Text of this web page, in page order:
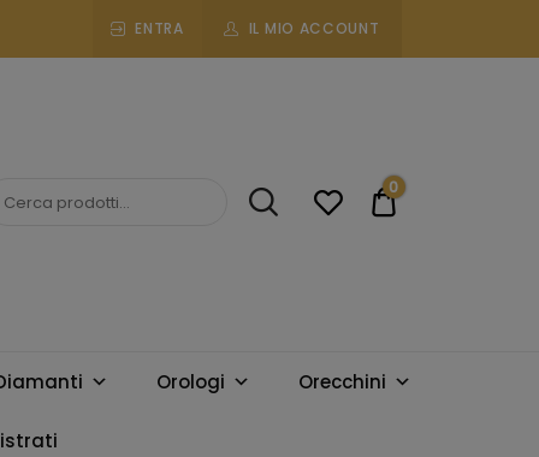
ENTRA IL MIO ACCOUNT
€0.00
0
Orologi Orecchini